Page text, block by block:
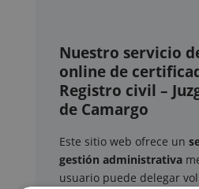
Nuestro servicio
online de
Registro civil –
de Camargo
Este sitio web ofrece un
gestión administrativa
usuario puede delegar